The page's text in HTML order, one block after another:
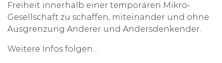
Freiheit innerhalb einer temporären Mikro-
Gesellschaft zu schaffen, miteinander und ohne
Ausgrenzung Anderer und Andersdenkender.
Weitere Infos folgen...